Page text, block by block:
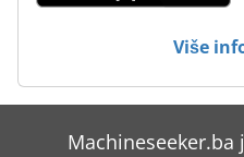
Više
Machineseeker.ba